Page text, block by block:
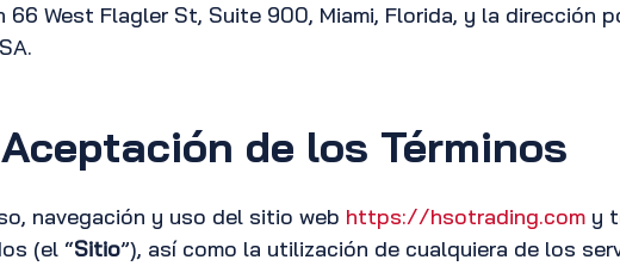
West Flagler St, Suite 900, Miami, Florida, y la dirección
Aceptación de los Términos
navegación y uso del sitio web https://hsotrading.comy
(el “Sitio”), así como la utilización de cualquiera de los